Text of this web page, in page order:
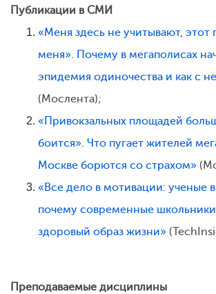
Публикации в СМИ
«Меня здесь не учитывают, этот
меня». Почему в мегаполисах
эпидемия одиночества и как с
(Мослента);
«Привокзальных площадей
боится». Что пугает жителей
Москве борются со страхом»
«Все дело в мотивации: ученые
почему современные
здоровый образ жизни»
Преподаваемые дисциплины